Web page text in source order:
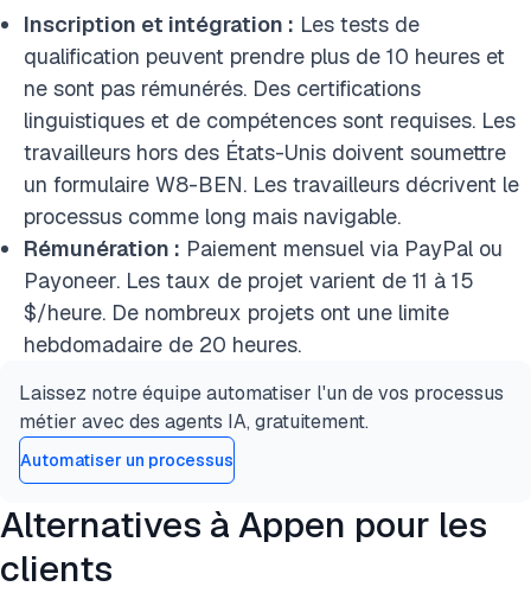
Inscription et intégration : Les tests de
qualification peuvent prendre plus de 10 heures et
ne sont pas rémunérés. Des certifications
linguistiques et de compétences sont requises. Les
travailleurs hors des États-Unis doivent soumettre
un formulaire W8-BEN. Les travailleurs décrivent le
processus comme long mais navigable.
Rémunération : Paiement mensuel via PayPal ou
Payoneer. Les taux de projet varient de 11 à 15
$/heure. De nombreux projets ont une limite
hebdomadaire de 20 heures.
Laissez notre équipe automatiser l'un de vos processus
métier avec des agents IA, gratuitement.
Automatiser un processus
Alternatives à Appen pour les
clients